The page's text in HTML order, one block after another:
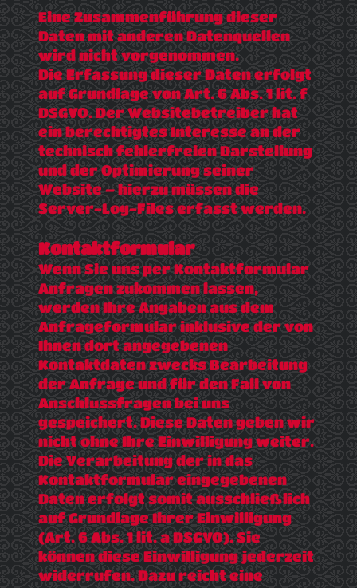
Eine Zusammenführung dieser
Daten mit anderen Datenquellen
wird nicht vorgenommen.
Die Erfassung dieser Daten erfolgt
auf Grundlage von Art. 6 Abs. 1 lit. f
DSGVO. Der Websitebetreiber hat
ein berechtigtes Interesse an der
technisch fehlerfreien Darstellung
und der Optimierung seiner
Website – hierzu müssen die
Server-Log-Files erfasst werden.
Kontaktformular
Wenn Sie uns per Kontaktformular
Anfragen zukommen lassen,
werden Ihre Angaben aus dem
Anfrageformular inklusive der von
Ihnen dort angegebenen
Kontaktdaten zwecks Bearbeitung
der Anfrage und für den Fall von
Anschlussfragen bei uns
gespeichert. Diese Daten geben wir
nicht ohne Ihre Einwilligung weiter.
Die Verarbeitung der in das
Kontaktformular eingegebenen
Daten erfolgt somit ausschließlich
auf Grundlage Ihrer Einwilligung
(Art. 6 Abs. 1 lit. a DSGVO). Sie
können diese Einwilligung jederzeit
widerrufen. Dazu reicht eine